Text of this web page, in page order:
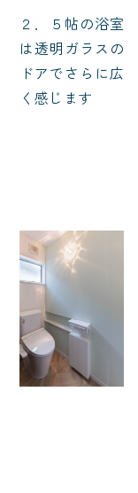
２．５帖の浴室
は透明ガラスの
ドアでさらに広
く感じます